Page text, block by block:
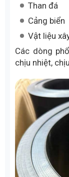
Than đá
Cảng biển
Vật liệu
Các dòng
chịu nhiệt,